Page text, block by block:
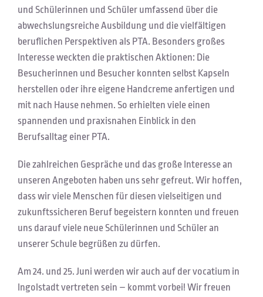
und Schülerinnen und Schüler umfassend über die
abwechslungsreiche Ausbildung und die vielfältigen
beruflichen Perspektiven als PTA. Besonders großes
Interesse weckten die praktischen Aktionen: Die
Besucherinnen und Besucher konnten selbst Kapseln
herstellen oder ihre eigene Handcreme anfertigen und
mit nach Hause nehmen. So erhielten viele einen
spannenden und praxisnahen Einblick in den
Berufsalltag einer PTA.
Die zahlreichen Gespräche und das große Interesse an
unseren Angeboten haben uns sehr gefreut. Wir hoffen,
dass wir viele Menschen für diesen vielseitigen und
zukunftssicheren Beruf begeistern konnten und freuen
uns darauf viele neue Schülerinnen und Schüler an
unserer Schule begrüßen zu dürfen.
Am 24. und 25. Juni werden wir auch auf der vocatium in
Ingolstadt vertreten sein – kommt vorbei! Wir freuen